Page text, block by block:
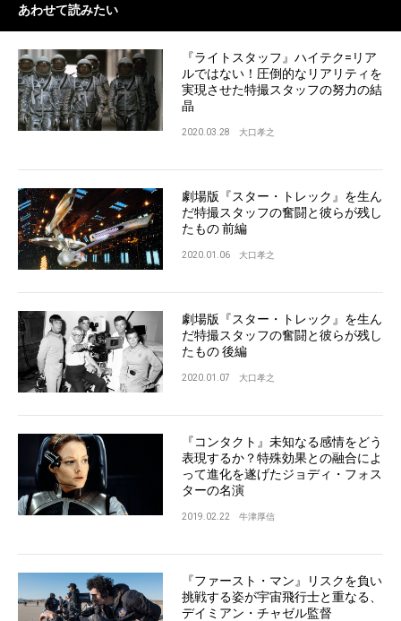
あわせて読みたい
『ライトスタッフ』ハイテク=リア
ルではない！圧倒的なリアリティを
実現させた特撮スタッフの努力の結
晶
2020.03.28 大口孝之
劇場版『スター・トレック』を生ん
だ特撮スタッフの奮闘と彼らが残し
たもの 前編
2020.01.06 大口孝之
劇場版『スター・トレック』を生ん
だ特撮スタッフの奮闘と彼らが残し
たもの 後編
2020.01.07 大口孝之
『コンタクト』未知なる感情をどう
表現するか？特殊効果との融合によ
って進化を遂げたジョディ・フォス
ターの名演
2019.02.22 牛津厚信
『ファースト・マン』リスクを負い
挑戦する姿が宇宙飛行士と重なる、
デイミアン・チャゼル監督